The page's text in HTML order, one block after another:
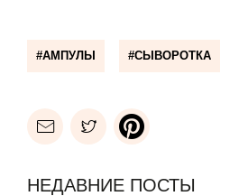
EMAIL FACEBOOKPINTEREST
Недавние посты